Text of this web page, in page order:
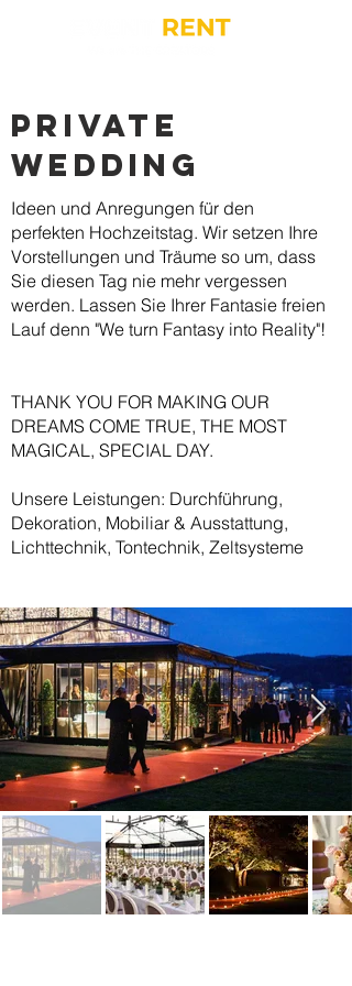
Private
wedding
Ideen und Anregungen für den
perfekten Hochzeitstag. Wir setzen Ihre
Vorstellungen und Träume so um, dass
Sie diesen Tag nie mehr vergessen
werden. Lassen Sie Ihrer Fantasie freien
Lauf denn "We turn Fantasy into Reality"!
THANK YOU FOR MAKING OUR
DREAMS COME TRUE, THE MOST
MAGICAL, SPECIAL DAY.
Unsere Leistungen: Durchführung,
Dekoration, Mobiliar & Ausstattung,
Lichttechnik, Tontechnik, Zeltsysteme